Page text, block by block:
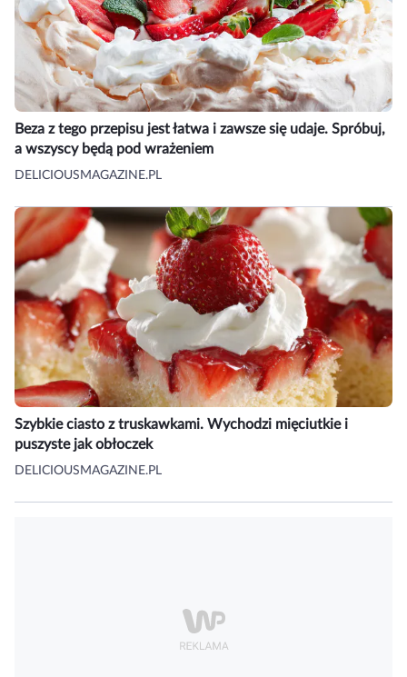
Beza z tego przepisu jest łatwa i zawsze się udaje. Spróbuj,
a wszyscy będą pod wrażeniem
DELICIOUSMAGAZINE.PL
Szybkie ciasto z truskawkami. Wychodzi mięciutkie i
puszyste jak obłoczek
DELICIOUSMAGAZINE.PL